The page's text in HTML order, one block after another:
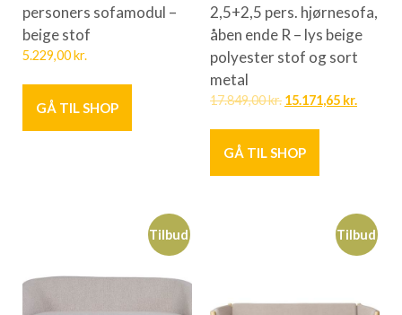
personers sofamodul –
beige stof
5.229,00kr.
GÅ TIL SHOP
2,5+2,5 pers. hjørnesofa,
åben ende R – lys beige
polyester stof og sort
metal
17.849,00kr. 15.171,65 kr.
GÅ TIL SHOP
Tilbud Tilbud